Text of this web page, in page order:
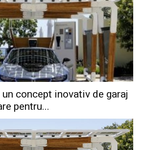
concept inovativ de garaj
pentru...